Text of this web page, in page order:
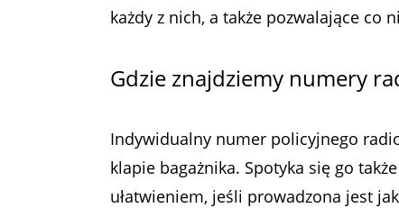
każdy z nich, a także pozwalające co
Gdzie znajdziemy numery
Indywidualny numer policyjnego
klapie bagażnika. Spotyka się go
ułatwieniem, jeśli prowadzona jest